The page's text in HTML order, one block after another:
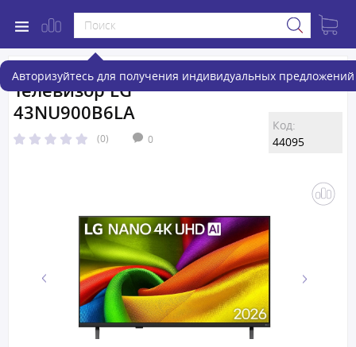
Авторизуйтесь для получения индивидуальных предложений
Телевизор LG
43NU900B6LA
(0) 0
Код:
44095